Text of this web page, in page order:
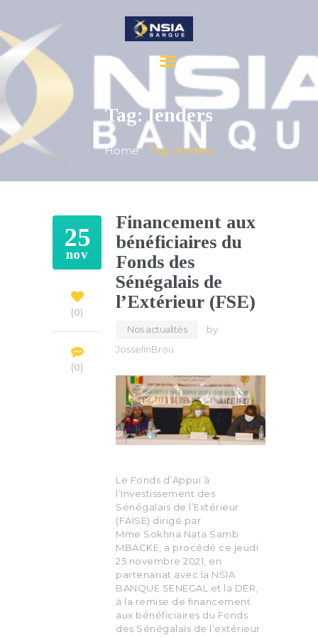
Tag: lenders
Home Tag: lenders
ACCUEIL
PARTICULIERS
ENTREPRISES
NOS ACTUALITÉS
CONTACTS
FAQ
SATISFACTION
CARRIÈRE
25
nov
0
0
Financement aux
bénéficiaires du
Fonds des
Sénégalais de
l’Extérieur (FSE)
Nos actualités
by
JosselinBrou
Le Fonds d’Appui à
l’Investissement des
Sénégalais de l’Extérieur
(FAISE) dirigé par
Mme Sokhna Nata Samb
MBACKE, a procédé ce jeudi
25 novembre 2021, en
partenariat avec la NSIA
BANQUE SENEGAL et la DER,
à la remise de financement
aux bénéficiaires du Fonds
des Sénégalais de l’extérieur